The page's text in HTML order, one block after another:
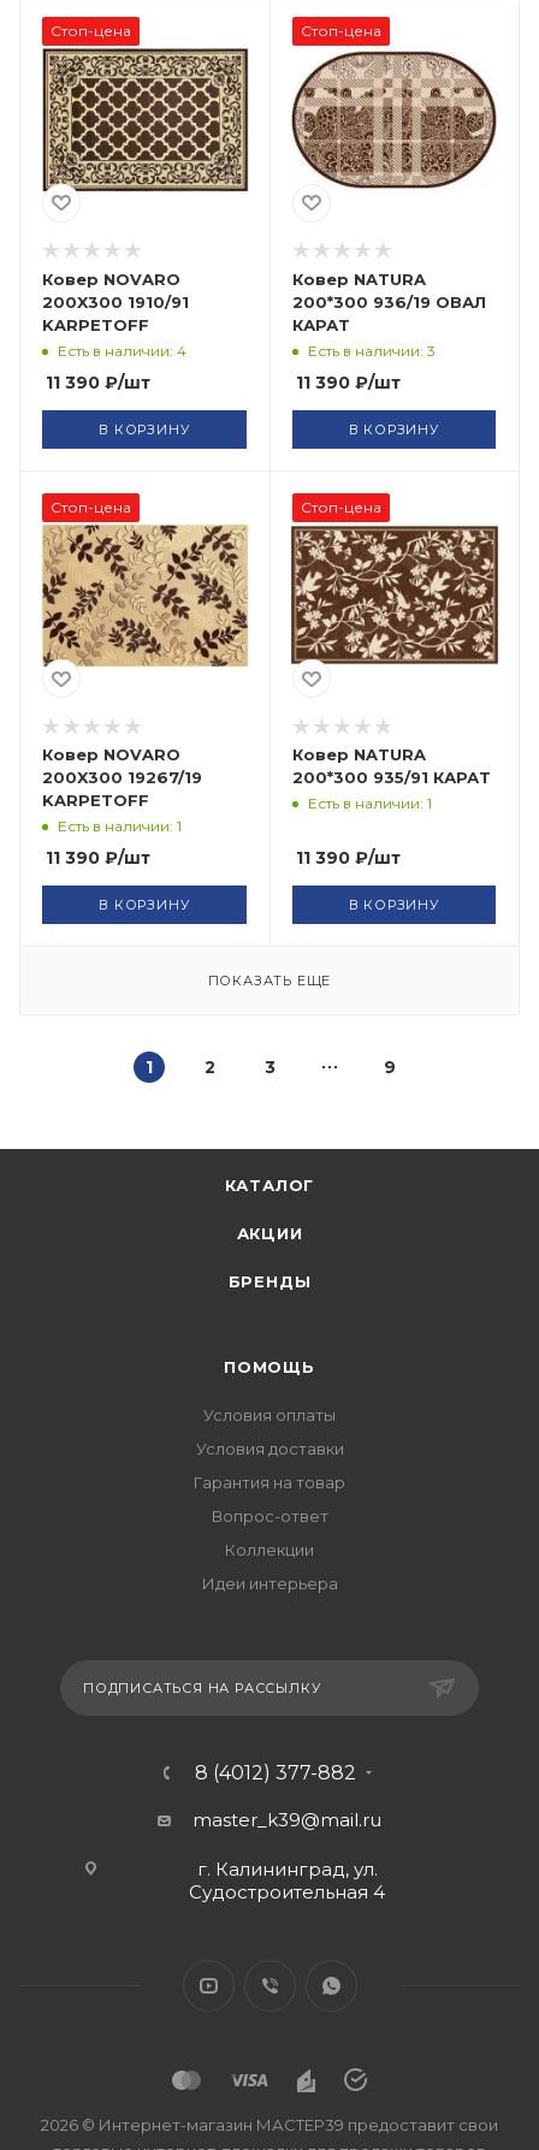
Стоп-цена
Ковер NOVARO
200X300 1910/91
KARPETOFF
Есть в наличии: 4
11 390 ₽/шт
В КОРЗИНУ
Стоп-цена
Ковер NATURA
200*300 936/19 ОВАЛ
КАРАТ
Есть в наличии: 3
11 390₽/шт
В КОРЗИНУ
Стоп-цена
Ковер NOVARO
200X300 19267/19
KARPETOFF
Есть в наличии: 1
11 390 ₽/шт
В КОРЗИНУ
Стоп-цена
Ковер NATURA
200*300 935/91 КАРАТ
Есть в наличии: 1
11 390₽/шт
В КОРЗИНУ
ПОКАЗАТЬ ЕЩЕ
1 2 3 9
КАТАЛОГ
АКЦИИ
БРЕНДЫ
ПОМОЩЬ
Условия оплаты
Условия доставки
Гарантия на товар
Вопрос-ответ
Коллекции
Идеи интерьера
ПОДПИСАТЬСЯ НА РАССЫЛКУ
8 (4012) 377-882
master_k39@mail.ru
г. Калининград, ул.
Судостроительная 4
2026 © Интернет-магазин МАСТЕР39 предоставит свои